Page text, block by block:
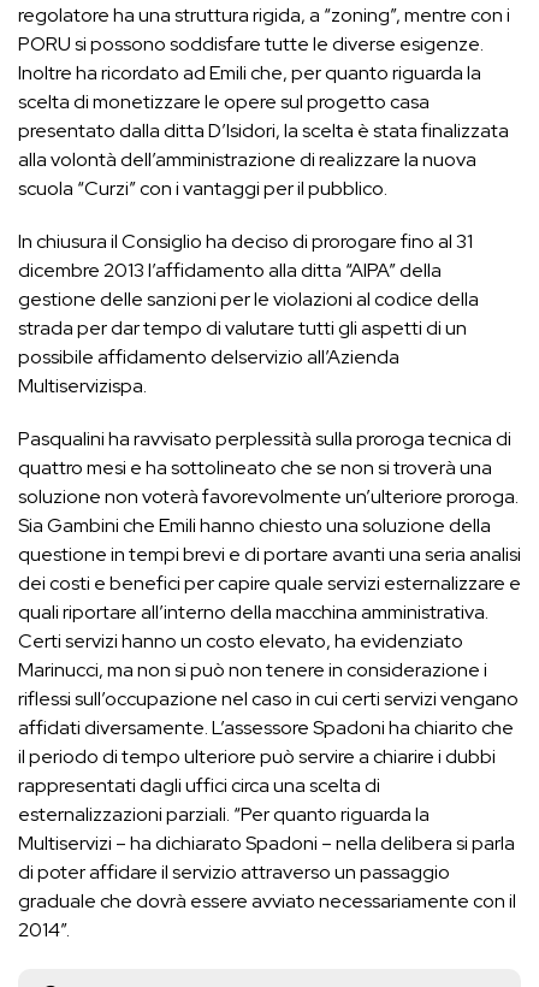
regolatore ha una struttura rigida, a “zoning”, mentre con i
PORU si possono soddisfare tutte le diverse esigenze.
Inoltre ha ricordato ad Emili che, per quanto riguarda la
scelta di monetizzare le opere sul progetto casa
presentato dalla ditta D’Isidori, la scelta è stata finalizzata
alla volontà dell’amministrazione di realizzare la nuova
scuola “Curzi” con i vantaggi per il pubblico.
In chiusura il Consiglio ha deciso di prorogare fino al 31
dicembre 2013 l’affidamento alla ditta “AIPA” della
gestione delle sanzioni per le violazioni al codice della
strada per dar tempo di valutare tutti gli aspetti di un
possibile affidamento delservizio all’Azienda
Multiservizispa.
Pasqualini ha ravvisato perplessità sulla proroga tecnica di
quattro mesi e ha sottolineato che se non si troverà una
soluzione non voterà favorevolmente un’ulteriore proroga.
Sia Gambini che Emili hanno chiesto una soluzione della
questione in tempi brevi e di portare avanti una seria analisi
dei costi e benefici per capire quale servizi esternalizzare e
quali riportare all’interno della macchina amministrativa.
Certi servizi hanno un costo elevato, ha evidenziato
Marinucci, ma non si può non tenere in considerazione i
riflessi sull’occupazione nel caso in cui certi servizi vengano
affidati diversamente. L’assessore Spadoni ha chiarito che
il periodo di tempo ulteriore può servire a chiarire i dubbi
rappresentati dagli uffici circa una scelta di
esternalizzazioni parziali. “Per quanto riguarda la
Multiservizi – ha dichiarato Spadoni – nella delibera si parla
di poter affidare il servizio attraverso un passaggio
graduale che dovrà essere avviato necessariamente con il
2014”.